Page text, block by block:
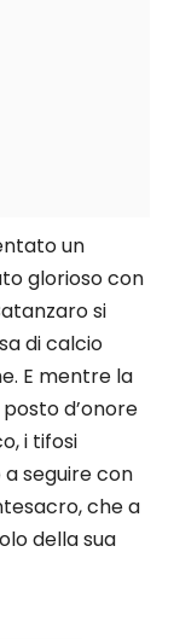
un
glorioso con
si
di calcio
E mentre la
d’onore
i tifosi
seguire con
che a
della sua